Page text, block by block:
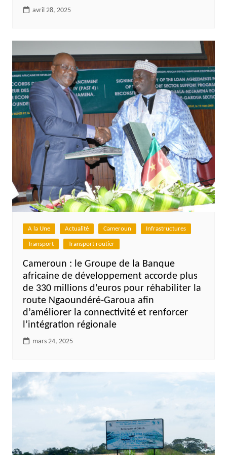
avril 28, 2025
A la Une Actualité Cameroun Infrastructures
Transport Transport routier
Cameroun : le Groupe de la Banque
africaine de développement accorde plus
de 330 millions d’euros pour réhabiliter la
route Ngaoundéré-Garoua afin
d’améliorer la connectivité et renforcer
l’intégration régionale
mars 24, 2025